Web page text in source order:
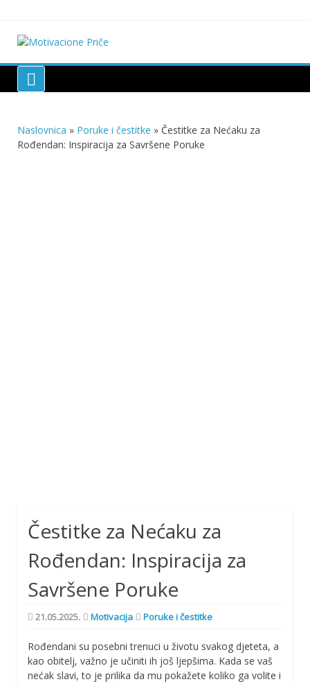
content
Motivacione Priče
Naslovnica » Poruke i čestitke » Čestitke za Nećaku za
Rođendan: Inspiracija za Savršene Poruke
Čestitke za Nećaku za
Rođendan: Inspiracija za
Savršene Poruke
21.05.2025. Motivacija Poruke i čestitke
Rođendani su posebni trenuci u životu svakog djeteta, a
kao obitelj, važno je učiniti ih još ljepšima. Kada se vaš
nećak slavi, to je prilika da mu pokažete koliko ga volite i